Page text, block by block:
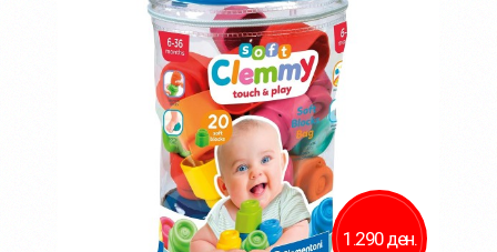
Додај за споредба
1.290 ден.